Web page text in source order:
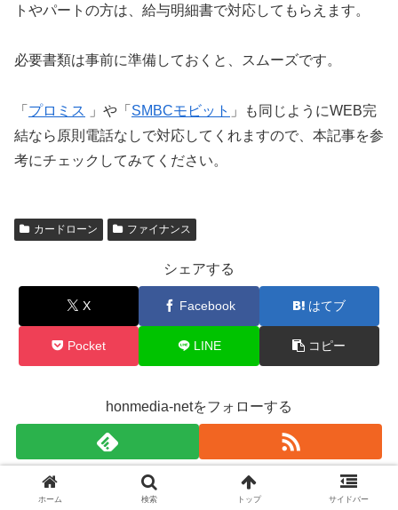
トやパートの方は、給与明細書で対応してもらえます。
必要書類は事前に準備しておくと、スムーズです。
「 プロミス 」や「 SMBCモビット 」も同じようにWEB完
結なら原則電話なしで対応してくれますので、本記事を参
考にチェックしてみてください。
カードローン ファイナンス
シェアする
X Facebook はてブ
Pocket LINE コピー
honmedia-netをフォローする
honmedia-net
ホーム 検索 トップ サイドバー